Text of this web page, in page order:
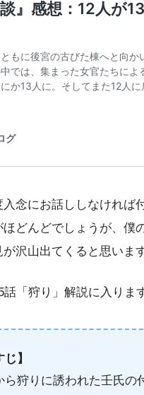
念にお話ししなければ
どんどでしょうが、僕
沢山出てくると思いま
「狩り」解説に入りま
】
狩りに誘われた壬氏の